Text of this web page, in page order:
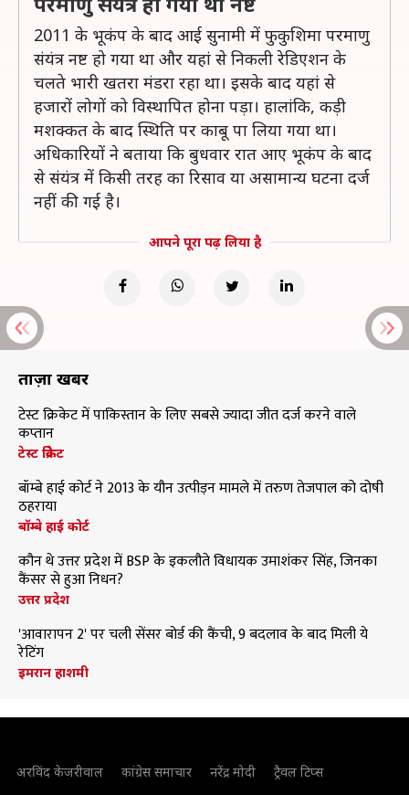
2011 के भूकंप के बाद आई सुनामी में फुकुशिमा परमाणु
संयंत्र नष्ट हो गया था और यहां से निकली रेडिएशन के
चलते भारी खतरा मंडरा रहा था। इसके बाद यहां से
हजारों लोगों को विस्थापित होना पड़ा। हालांकि, कड़ी
मशक्कत के बाद स्थिति पर काबू पा लिया गया था।
अधिकारियों ने बताया कि बुधवार रात आए भूकंप के बाद
से संयंत्र में किसी तरह का रिसाव या असामान्य घटना दर्ज
नहीं की गई है।
आपने पूरा पढ़ लिया है
ताज़ा खबरें
टेस्ट क्रिकेट में पाकिस्तान के लिए सबसे ज्यादा जीत दर्ज करने वाले
कप्तान
टेस्ट क्रिकेट
बॉम्बे हाई कोर्ट ने 2013 के यौन उत्पीड़न मामले में तरुण तेजपाल को दोषी
ठहराया
बॉम्बे हाई कोर्ट
कौन थे उत्तर प्रदेश में BSP के इकलौते विधायक उमाशंकर सिंह, जिनका
कैंसर से हुआ निधन?
उत्तर प्रदेश
'आवारापन 2' पर चली सेंसर बोर्ड की कैंची, 9 बदलाव के बाद मिली ये
रेटिंग
इमरान हाशमी
अरविंद केजरीवाल कांग्रेस समाचार नरेंद्र मोदी ट्रैवल टिप्स